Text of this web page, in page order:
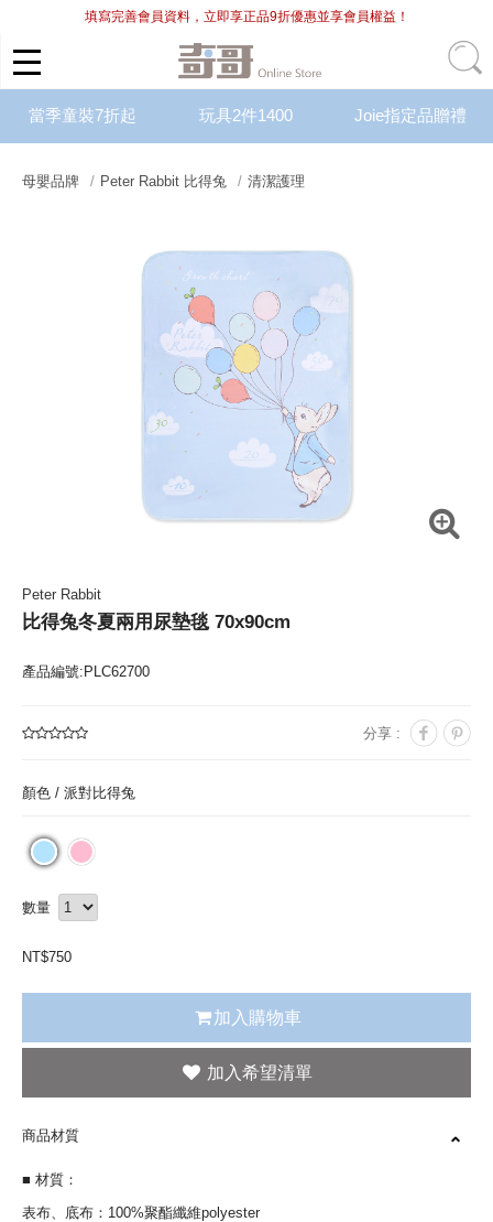
填寫完善會員資料，立即享正品9折優惠並享會員權益！
當季童裝7折起 玩具2件1400 Joie指定品贈禮
母嬰品牌 Peter Rabbit 比得兔 清潔護理
Peter Rabbit
比得兔冬夏兩用尿墊毯 70x90cm
產品編號:PLC62700
分享 :
顏色 / 派對比得兔
數量
NT$750
加入購物車
商品材質
■ 材質：
表布、底布：100%聚酯纖維polyester